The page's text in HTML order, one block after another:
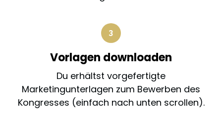
Vorlagen downloaden
Du erhältst vorgefertigte
Marketingunterlagen zum Bewerben des
Kongresses (einfach nach unten scrollen).